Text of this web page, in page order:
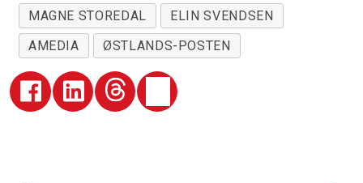
MAGNE STOREDAL
ELIN SVENDSEN
AMEDIA
ØSTLANDS-POSTEN